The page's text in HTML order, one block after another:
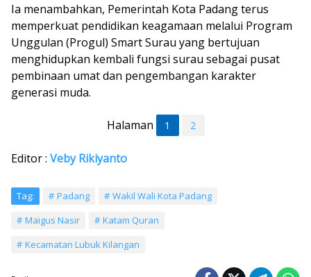
Ia menambahkan, Pemerintah Kota Padang terus
memperkuat pendidikan keagamaan melalui Program
Unggulan (Progul) Smart Surau yang bertujuan
menghidupkan kembali fungsi surau sebagai pusat
pembinaan umat dan pengembangan karakter
generasi muda.
Halaman 1 2
Editor : Veby Rikiyanto
Tag: Padang
Wakil Wali Kota Padang
Maigus Nasir
Katam Quran
Kecamatan Lubuk Kilangan